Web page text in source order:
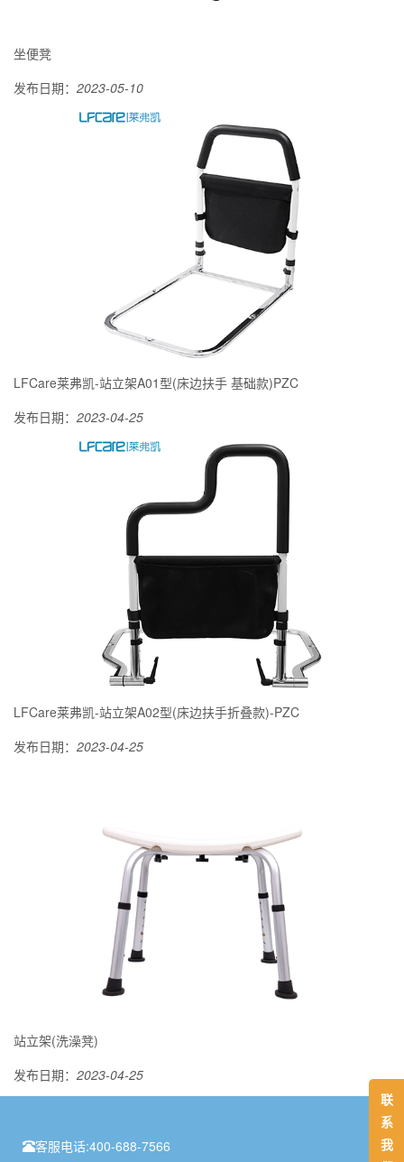
坐便凳
发布日期： 2023-05-10
LFCare莱弗凯-站立架A01型(床边扶手 基础款)PZC
发布日期： 2023-04-25
LFCare莱弗凯-站立架A02型(床边扶手折叠款)-PZC
发布日期： 2023-04-25
站立架(洗澡凳)
发布日期： 2023-04-25
客服电话:400-688-7566
联
系
我